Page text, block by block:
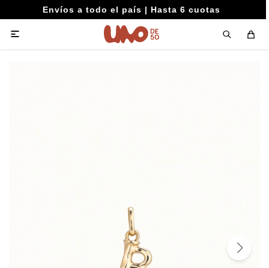
Envíos a todo el país | Hasta 6 cuotas
